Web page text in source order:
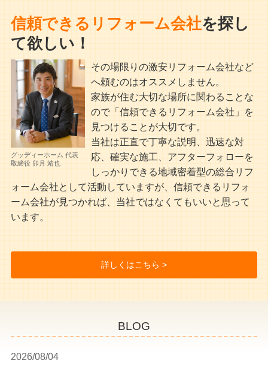
信頼できるリフォーム会社を探し
て欲しい！
グッディーホーム 代表
取締役 卯月 靖也
その場限りの激安リフォーム会社など
へ頼むのはオススメしません。
家族が住む大切な場所に関わることな
ので「信頼できるリフォーム会社」を
見つけることが大切です。
当社は正直で丁寧な説明、迅速な対
応、確実な施工、アフターフォローを
しっかりできる地域密着型の総合リフ
ォーム会社として活動していますが、信頼できるリフォ
ーム会社が見つかれば、当社ではなくてもいいと思って
います。
詳しくはこちら >
BLOG
2026/08/04